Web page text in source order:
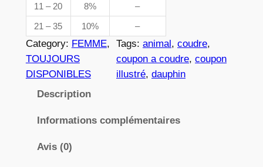
:
3
,
8
0
4
8
11 – 20
8%
–
21 – 35
10% –
Category: FEMME
TOUJOURS
DISPONIBLES
Tags:animal, coudre
coupon a coudre, coupon
illustré, dauphin
Description
Informations complémentaires
Avis (0)